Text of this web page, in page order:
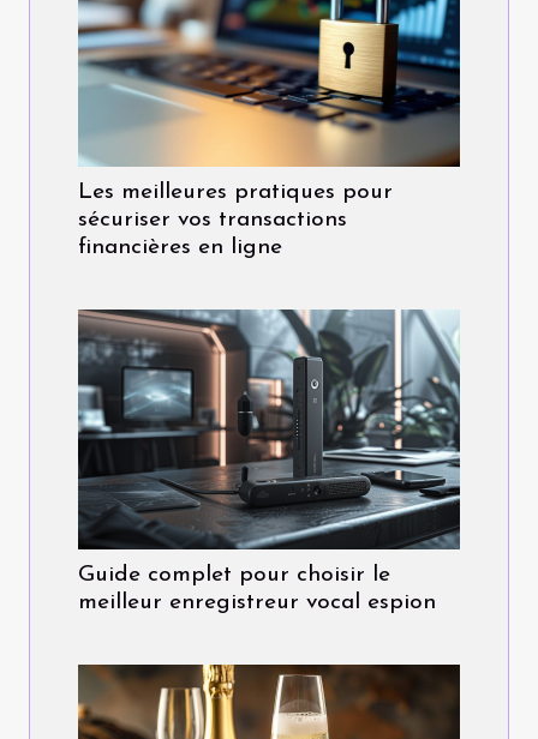
Les meilleures pratiques pour
sécuriser vos transactions
financières en ligne
Guide complet pour choisir le
meilleur enregistreur vocal espion